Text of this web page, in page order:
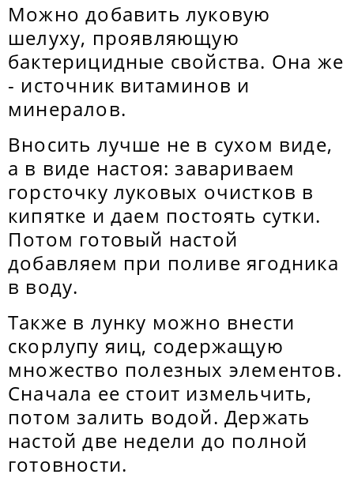
Можно добавить луковую
шелуху, проявляющую
бактерицидные свойства. Она же
- источник витаминов и
минералов.
Вносить лучше не в сухом виде,
а в виде настоя: завариваем
горсточку луковых очистков в
кипятке и даем постоять сутки.
Потом готовый настой
добавляем при поливе ягодника
в воду.
Также в лунку можно внести
скорлупу яиц, содержащую
множество полезных элементов.
Сначала ее стоит измельчить,
потом залить водой. Держать
настой две недели до полной
готовности.